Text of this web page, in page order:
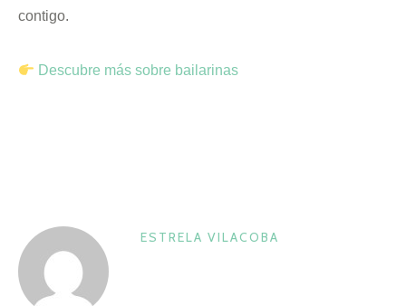
contigo.
Descubre más sobre bailarinas
ESTRELA VILACOBA